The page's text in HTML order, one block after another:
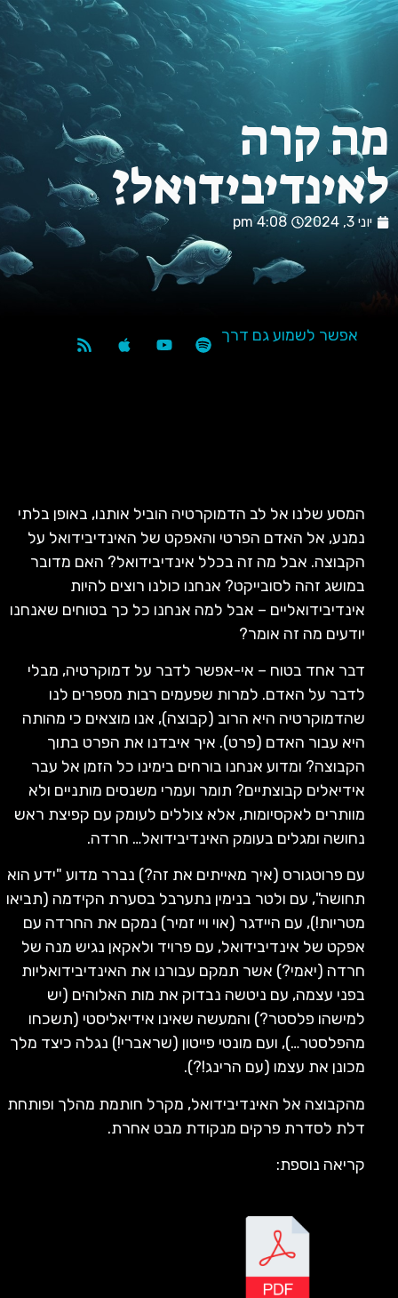
קרה
2024
4:08 pm
אפשר לשמוע גם דרך
המסע שלנו אל לב הדמוקרטיה הוביל אותנו, באופן בלתי
נמנע, אל האדם הפרטי והאפקט של האינדיבידואל על
הקבוצה. אבל מה זה בכלל אינדיבידואל? האם מדובר
במושג זהה לסובייקט? אנחנו כולנו רוצים להיות
אינדיבידואליים – אבל למה אנחנו כל כך בטוחים שאנחנו
יודעים מה זה אומר?
דבר אחד בטוח – אי-אפשר לדבר על דמוקרטיה, מבלי
לדבר על האדם. למרות שפעמים רבות מספרים לנו
שהדמוקרטיה היא הרוב (קבוצה), אנו מוצאים כי מהותה
היא עבור האדם (פרט). איך איבדנו את הפרט בתוך
הקבוצה? ומדוע אנחנו בורחים בימינו כל הזמן אל עבר
אידיאלים קבוצתיים? תומר ועמרי משנסים מותניים ולא
מוותרים לאקסיומות, אלא צוללים לעומק עם קפיצת ראש
נחושה ומגלים בעומק האינדיבידואל… חרדה.
עם פרוטגורס (איך מאייתים את זה?) נברר מדוע "ידע הוא
תחושה", עם ולטר בנימין נתערבל בסערת הקידמה (תביאו
מטריות!), עם היידגר (אוי ויי זמיר) נמקם את החרדה עם
אפקט של אינדיבידואל, עם פרויד ולאקאן נגיש מנה של
חרדה (יאמי?) אשר תמקם עבורנו את האינדיבידואליות
בפני עצמה, עם ניטשה נבדוק את מות האלוהים (יש
למישהו פלסטר?) והמעשה שאינו אידיאליסטי (תשכחו
מהפלסטר…), ועם מונטי פייטון (שראברי!) נגלה כיצד מלך
מכונן את עצמו (עם הרינג!?).
מהקבוצה אל האינדיבידואל, מקרל חותמת מהלך ופותחת
דלת לסדרת פרקים מנקודת מבט אחרת.
קריאה נוספת: